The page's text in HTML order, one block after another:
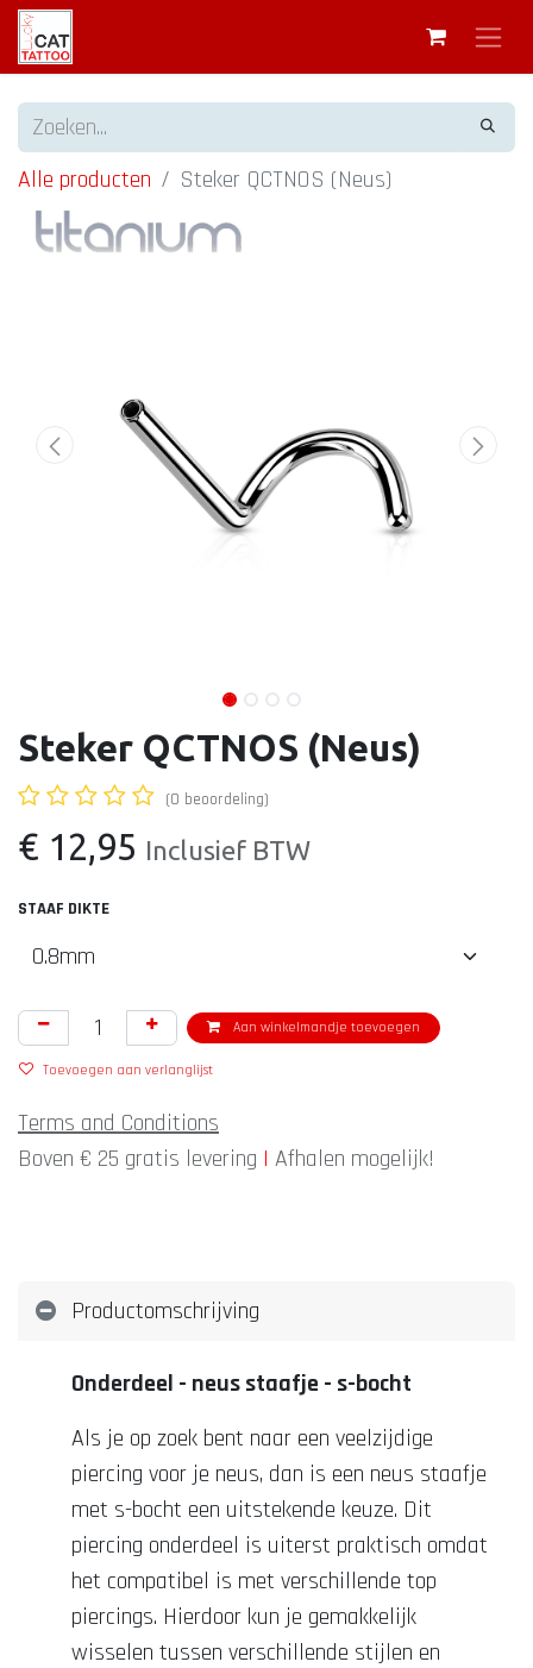
Alle producten Steker QCTNOS (Neus)
Steker QCTNOS (Neus)
(0 beoordeling)
€ 12,95 Inclusief BTW
STAAF DIKTE
Aan winkelmandje toevoegen
Toevoegen aan verlanglijst
Terms and Conditions
Boven € 25 gratis levering | Afhalen mogelijk!
Productomschrijving
Onderdeel - neus staafje - s-bocht
Als je op zoek bent naar een veelzijdige
piercing voor je neus, dan is een neus staafje
met s-bocht een uitstekende keuze. Dit
piercing onderdeel is uiterst praktisch omdat
het compatibel is met verschillende top
piercings. Hierdoor kun je gemakkelijk
wisselen tussen verschillende stijlen en